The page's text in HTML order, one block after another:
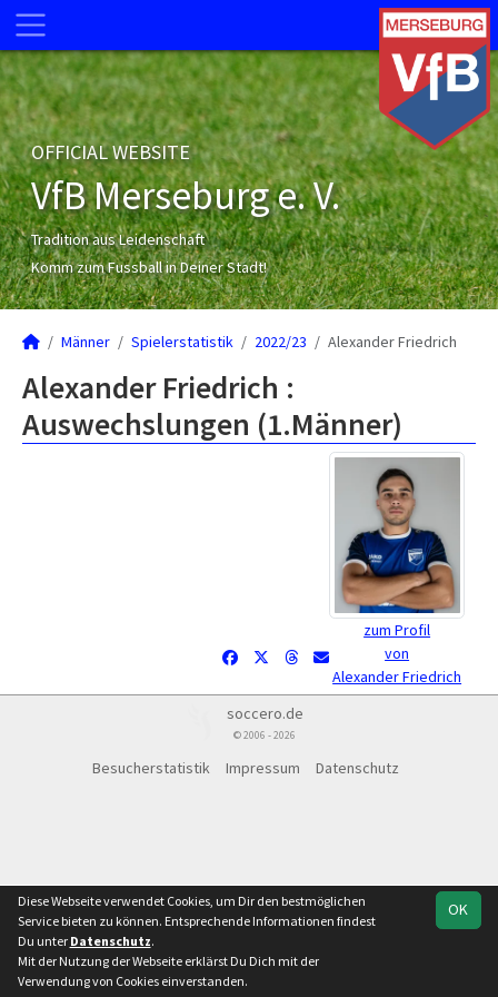
OFFICIAL WEBSITE
VfB Merseburg e. V.
Tradition aus Leidenschaft
Komm zum Fussball in Deiner Stadt!
Männer Spielerstatistik 2022/23 Alexander Friedrich
Alexander Friedrich :
Auswechslungen (1.Männer)
zum Profil
von
Alexander Friedrich
soccero.de
© 2006 - 2026
Besucherstatistik Impressum Datenschutz
OK
Diese Webseite verwendet Cookies, um Dir den bestmöglichen
Service bieten zu können. Entsprechende Informationen findest
Du unter Datenschutz.
Mit der Nutzung der Webseite erklärst Du Dich mit der
Verwendung von Cookies einverstanden.